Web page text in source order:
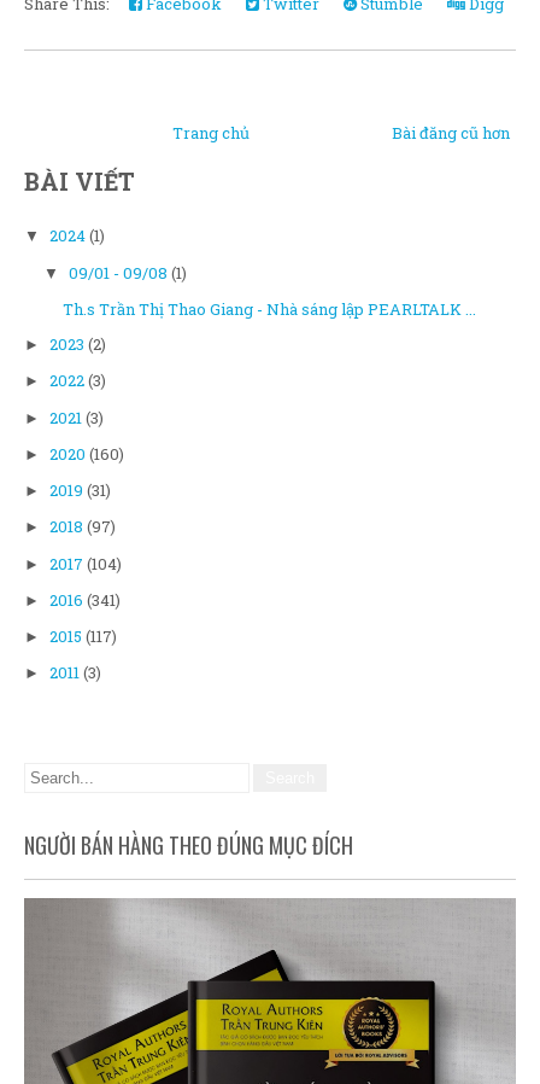
Bài đăng cũ hơn
Trang chủ
BÀI VIẾT
▼ 2024(1)
▼ 09/01 - 09/08 (1)
Th.s Trần Thị Thao Giang - Nhà sáng lập PEARLTALK ...
► 2023 (2)
► 2022(3)
► 2021(3)
► 2020 (160)
► 2019 (31)
► 2018 (97)
► 2017 (104)
► 2016 (341)
► 2015 (117)
► 2011(3)
NGƯỜI BÁN HÀNG THEO ĐÚNG MỤC ĐÍCH